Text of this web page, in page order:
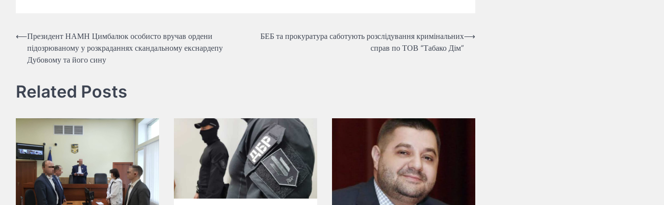
Навігація
записів
⟵Президент НАМН Цимбалюк особисто вручав ордени
підозрюваному у розкраданнях скандальному екснардепу
Дубовому та його сину
БЕБ та прокуратура саботують розслідування кримінальних
справ по ТОВ “Табако Дім”
⟶
Related Posts